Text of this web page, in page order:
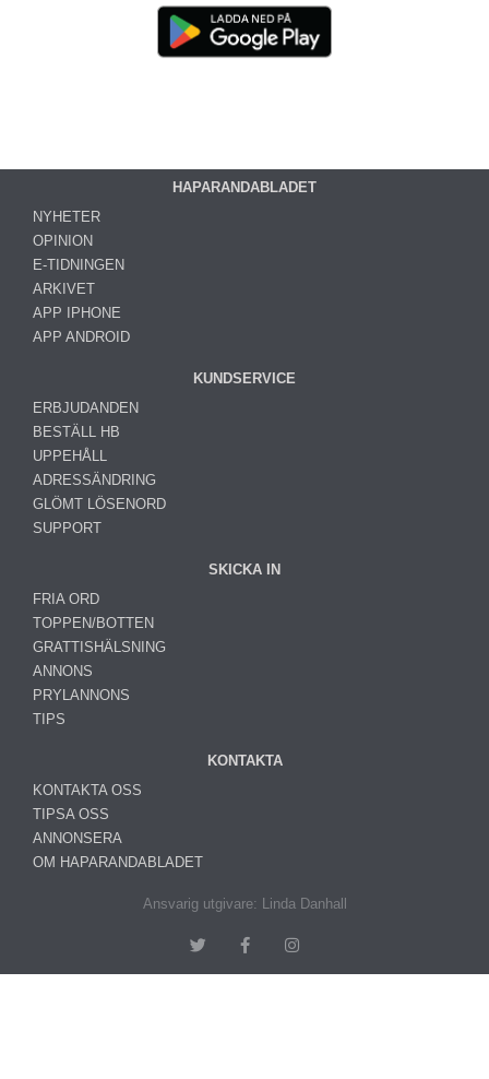
HAPARANDABLADET
NYHETER
OPINION
E-TIDNINGEN
ARKIVET
APP IPHONE
APP ANDROID
KUNDSERVICE
ERBJUDANDEN
BESTÄLL HB
UPPEHÅLL
ADRESSÄNDRING
GLÖMT LÖSENORD
SUPPORT
SKICKA IN
FRIA ORD
TOPPEN/BOTTEN
GRATTISHÄLSNING
ANNONS
PRYLANNONS
TIPS
KONTAKTA
KONTAKTA OSS
TIPSA OSS
ANNONSERA
OM HAPARANDABLADET
Ansvarig utgivare: Linda Danhall